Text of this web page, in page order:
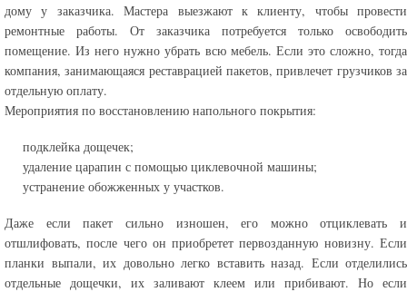
дому у заказчика. Мастера выезжают к клиенту, чтобы провести
ремонтные работы. От заказчика потребуется только освободить
помещение. Из него нужно убрать всю мебель. Если это сложно, тогда
компания, занимающаяся реставрацией пакетов, привлечет грузчиков за
отдельную оплату.
Мероприятия по восстановлению напольного покрытия:
подклейка дощечек;
удаление царапин с помощью циклевочной машины;
устранение обожженных у участков.
Даже если пакет сильно изношен, его можно отциклевать и
отшлифовать, после чего он приобретет первозданную новизну. Если
планки выпали, их довольно легко вставить назад. Если отделились
отдельные дощечки, их заливают клеем или прибивают. Но если